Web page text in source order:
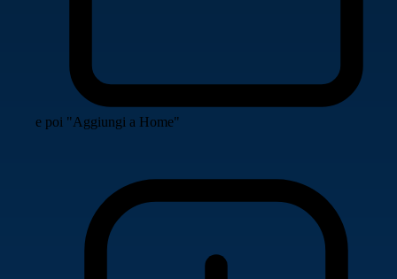
e poi "Aggiungi a Home"